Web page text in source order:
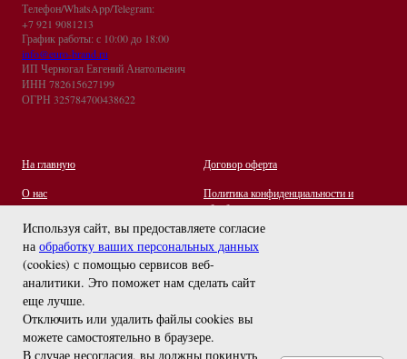
задайте вопрос
Используя сайт, вы предоставляете согласие
на обработку ваших персональных данных
(cookies) с помощью сервисов веб-
аналитики. Это поможет нам сделать сайт
еще лучше.
Отключить или удалить файлы cookies вы
можете самостоятельно в браузере.
В случае несогласия, вы должны покинуть
Телефон/WhatsApp/Telegram:
+7 921 9081213
График работы: с 10:00 до 18:00
info@euro-brand.ru
ИП Черногал Евгений Анатольевич
ИНН 782615627199
ОГРН 325784700438622
На главную
О нас
Контакты
Отзывы
Договор оферта
Политика конфиденциальности и
обработки персональных данных
Оплата и Доставка